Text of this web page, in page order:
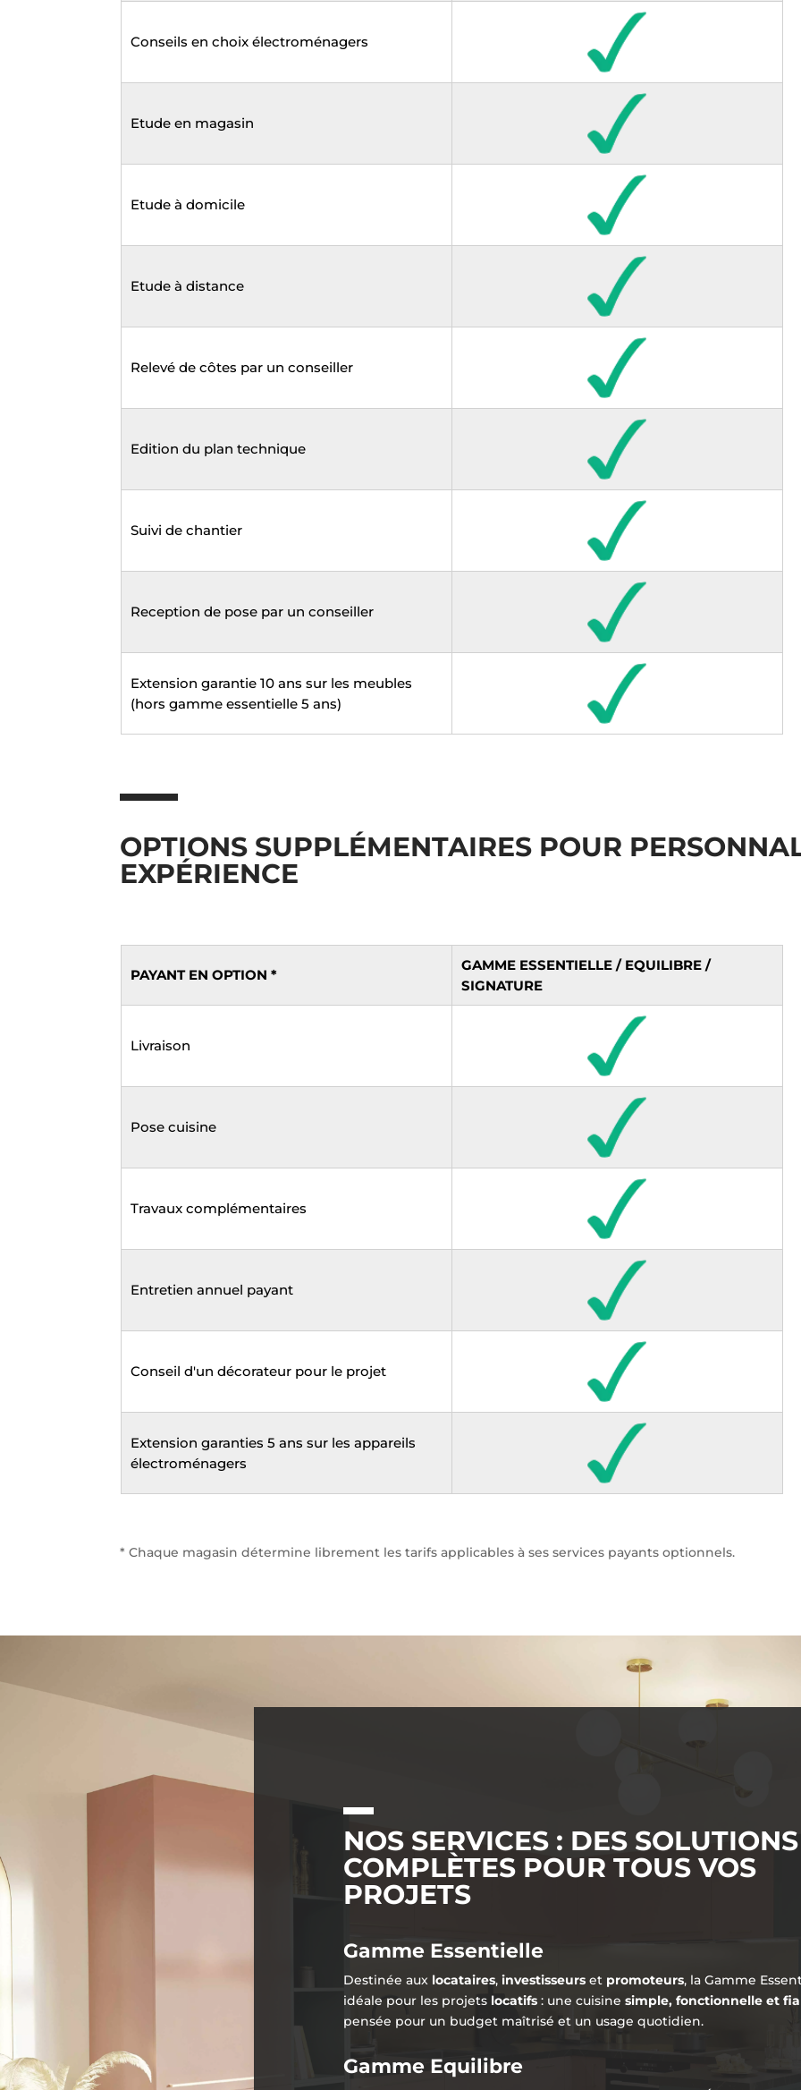
Conseils en choix électroménagers
Etude en magasin
Etude à domicile
Etude à distance
Relevé de côtes par un conseiller
Edition du plan technique
Suivi de chantier
Reception de pose par un conseiller
Extension garantie 10 ans sur les meubles
(hors gamme essentielle 5 ans)
OPTIONS SUPPLÉMENTAIRES POUR
EXPÉRIENCE
PAYANT EN OPTION *
GAMME ESSENTIELLE / EQUILIBRE /
SIGNATURE
Livraison
Pose cuisine
Travaux complémentaires
Entretien annuel payant
Conseil d'un décorateur pour le projet
Extension garanties 5 ans sur les appareils
électroménagers
* Chaque magasin détermine librement les tarifs applicables à ses services payants optionnels.
NOS SERVICES : DES SOLUTIONS
COMPLÈTES POUR TOUS VOS
PROJETS
Gamme Essentielle
Destinée aux locataires, investisseurset promoteurs, la Gamme
idéale pour les projets locatifs: une cuisine simple, fonctionnelle et
pensée pour un budget maîtrisé et un usage quotidien.
Gamme Equilibre